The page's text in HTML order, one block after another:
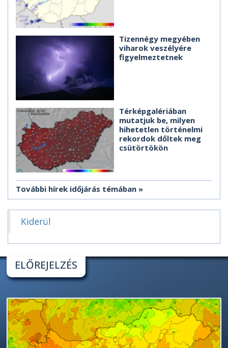
Tizennégy megyében
viharok veszélyére
figyelmeztetnek
Térképgalériában
mutatjuk be, milyen
hihetetlen történelmi
rekordok dőltek meg
csütörtökön
További hírek időjárás témában
Kiderül
ELŐREJELZÉS